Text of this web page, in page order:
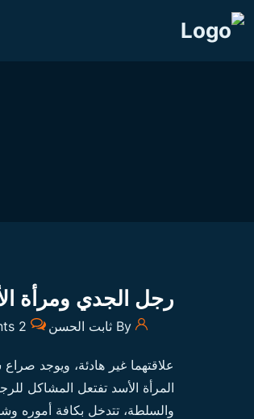
رجل الجدي ومرأة
2 Comments
علاقتهما غير هادئة، ويوجد
المرأة الأسد تفتعل المشاكل
والسلطة، تتدخل بكافة أموره